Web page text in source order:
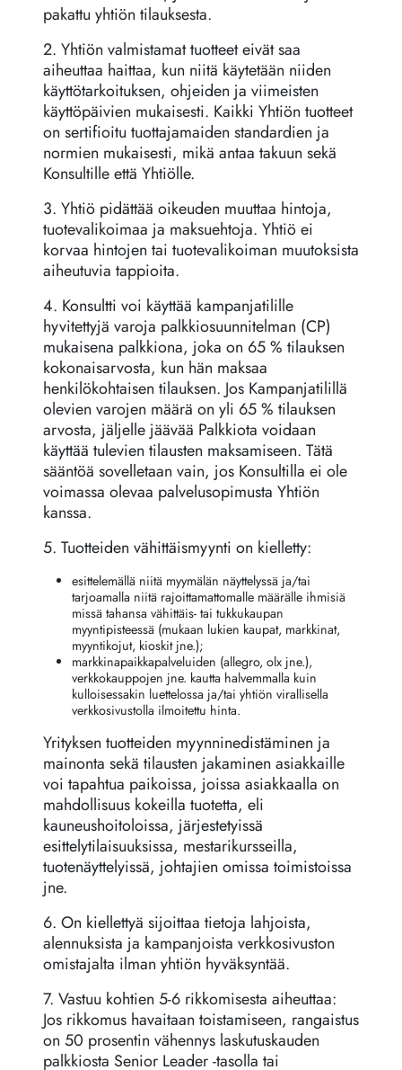
Perintösäännöt
pakattu yhtiön tilauksesta.
2. Yhtiön valmistamat tuotteet eivät saa
aiheuttaa haittaa, kun niitä käytetään niiden
käyttötarkoituksen, ohjeiden ja viimeisten
käyttöpäivien mukaisesti. Kaikki Yhtiön tuotteet
on sertifioitu tuottajamaiden standardien ja
normien mukaisesti, mikä antaa takuun sekä
Konsultille että Yhtiölle.
3. Yhtiö pidättää oikeuden muuttaa hintoja,
tuotevalikoimaa ja maksuehtoja. Yhtiö ei
korvaa hintojen tai tuotevalikoiman muutoksista
aiheutuvia tappioita.
4. Konsultti voi käyttää kampanjatilille
hyvitettyjä varoja palkkiosuunnitelman (CP)
mukaisena palkkiona, joka on 65 % tilauksen
kokonaisarvosta, kun hän maksaa
henkilökohtaisen tilauksen. Jos Kampanjatilillä
olevien varojen määrä on yli 65 % tilauksen
arvosta, jäljelle jäävää Palkkiota voidaan
käyttää tulevien tilausten maksamiseen. Tätä
sääntöä sovelletaan vain, jos Konsultilla ei ole
voimassa olevaa palvelusopimusta Yhtiön
kanssa.
5. Tuotteiden vähittäismyynti on kielletty:
esittelemällä niitä myymälän näyttelyssä ja/tai
tarjoamalla niitä rajoittamattomalle määrälle ihmisiä
missä tahansa vähittäis- tai tukkukaupan
myyntipisteessä (mukaan lukien kaupat, markkinat,
myyntikojut, kioskit jne.);
markkinapaikkapalveluiden (allegro, olx jne.),
verkkokauppojen jne. kautta halvemmalla kuin
kulloisessakin luettelossa ja/tai yhtiön virallisella
verkkosivustolla ilmoitettu hinta.
Yrityksen tuotteiden myynninedistäminen ja
mainonta sekä tilausten jakaminen asiakkaille
voi tapahtua paikoissa, joissa asiakkaalla on
mahdollisuus kokeilla tuotetta, eli
kauneushoitoloissa, järjestetyissä
esittelytilaisuuksissa, mestarikursseilla,
tuotenäyttelyissä, johtajien omissa toimistoissa
jne.
6. On kiellettyä sijoittaa tietoja lahjoista,
alennuksista ja kampanjoista verkkosivuston
omistajalta ilman yhtiön hyväksyntää.
7. Vastuu kohtien 5-6 rikkomisesta aiheuttaa:
Jos rikkomus havaitaan toistamiseen, rangaistus
on 50 prosentin vähennys laskutuskauden
palkkiosta Senior Leader -tasolla tai